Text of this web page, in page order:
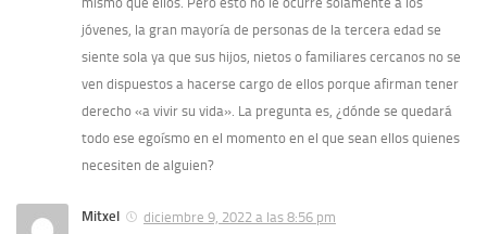
jóvenes, la gran mayoría de personas de la tercera edad se
siente sola ya que sus hijos, nietos o familiares cercanos no se
ven dispuestos a hacerse cargo de ellos porque afirman tener
derecho «a vivir su vida». La pregunta es, ¿dónde se quedará
todo ese egoísmo en el momento en el que sean ellos quienes
necesiten de alguien?
Mitxel
diciembre 9, 2022 a las 8:56 pm